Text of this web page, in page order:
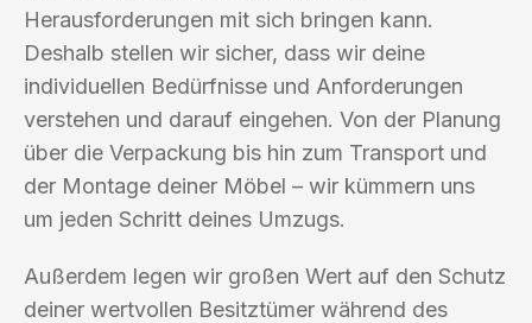
Herausforderungen mit sich bringen kann.
Deshalb stellen wir sicher, dass wir deine
individuellen Bedürfnisse und Anforderungen
verstehen und darauf eingehen. Von der Planung
über die Verpackung bis hin zum Transport und
der Montage deiner Möbel – wir kümmern uns
um jeden Schritt deines Umzugs.
Außerdem legen wir großen Wert auf den Schutz
deiner wertvollen Besitztümer während des